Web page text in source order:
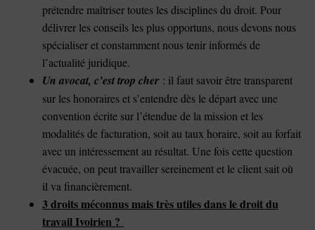
prétendre maîtriser toutes les disciplines du droit. Pour
délivrer les conseils les plus opportuns, nous devons nous
spécialiser et constamment nous tenir informés de
l’actualité juridique.
Un avocat, c’est trop cher : il faut savoir être transparent
sur les honoraires et s’entendre dès le départ avec une
convention écrite sur l’étendue de la mission et les
modalités de facturation, soit au taux horaire, soit au forfait
avec un intéressement au résultat. Une fois cette question
évacuée, on peut travailler sereinement et le client sait où
il va financièrement.
3 droits méconnus mais très utiles dans le droit du
travail Ivoirien ?